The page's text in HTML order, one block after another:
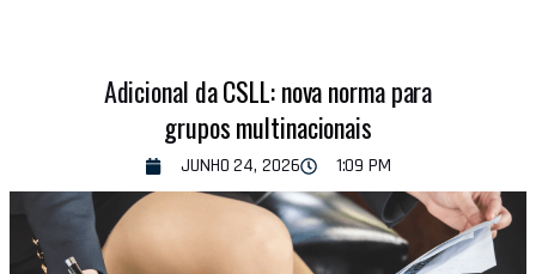
Adicional da CSLL: nova norma para
grupos multinacionais
JUNHO 24, 2026 1:09 PM